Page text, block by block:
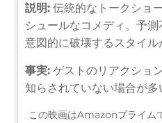
説明: 伝統的なトークショ
シュールなコメディ。予
意図的に破壊するスタイル
事実: ゲストのリアクショ
知らされていない場合が多
この映画はAmazonプライム